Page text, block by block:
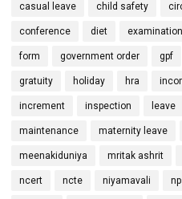
casual leave child safety
conference diet
form government order gpf
gratuity holiday hra
increment inspection leave
maintenance maternity leave
meenakiduniya mritak ashrit
ncert ncte niyamavali